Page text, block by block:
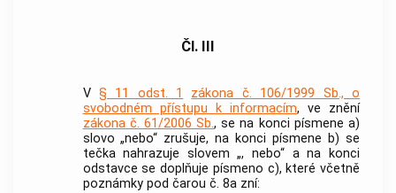
Čl. III
V § 11 odst. 1
zákona č. 106/1999 Sb., o
svobodném přístupu k informacím, ve znění
zákona č. 61/2006 Sb., se na konci písmene a)
slovo „nebo“ zrušuje, na konci písmene b) se
tečka nahrazuje slovem „, nebo“ a na konci
odstavce se doplňuje písmeno c), které včetně
poznámky pod čarou č. 8a zní: